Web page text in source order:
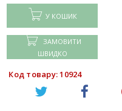
У КОШИК
ЗАМОВИТИ
ШВИДКО
Код товару: 10924